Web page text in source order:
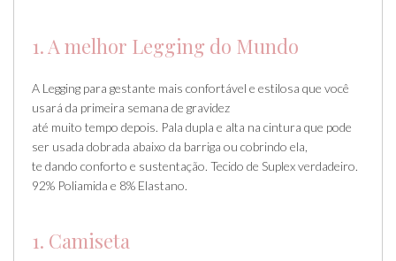
1. A melhor Legging do Mundo
A Legging para gestante mais confortável e estilosa que você
usará da primeira semana de gravidez
até muito tempo depois. Pala dupla e alta na cintura que pode
ser usada dobrada abaixo da barriga ou cobrindo ela,
te dando conforto e sustentação. Tecido de Suplex verdadeiro.
92% Poliamida e 8% Elastano.
1. Camiseta